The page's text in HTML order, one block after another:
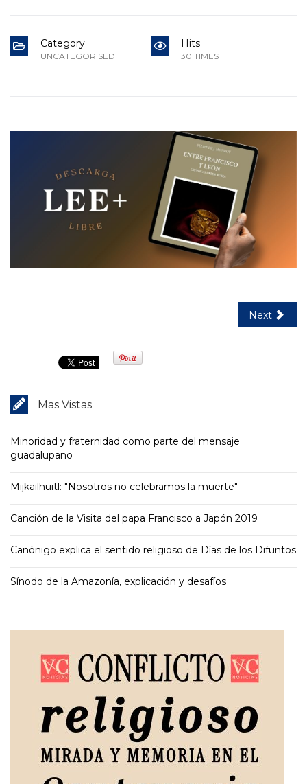
Category
UNCATEGORISED
Hits
30 TIMES
Next
Mas Vistas
Minoridad y fraternidad como parte del mensaje
guadalupano
Mijkailhuitl: "Nosotros no celebramos la muerte"
Canción de la Visita del papa Francisco a Japón 2019
Canónigo explica el sentido religioso de Días de los Difuntos
Sínodo de la Amazonía, explicación y desafíos